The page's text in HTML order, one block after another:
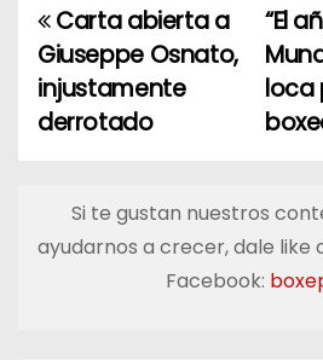
N
a
v
g
“El
loca
Carta abierta a
Giuseppe Osnato,
injustamente
derrotado
Si te gustan nuestros
ayudarnos a crecer, dale like
Facebook: